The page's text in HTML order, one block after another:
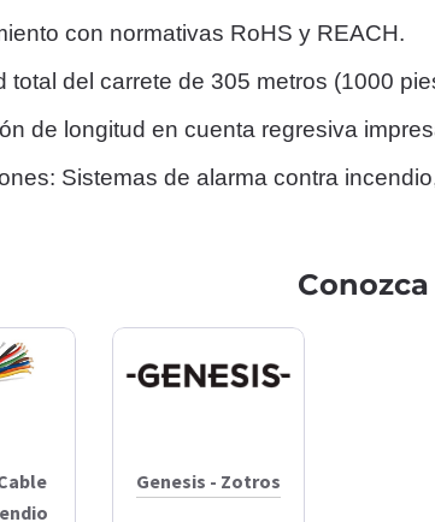
con normativas RoHS y REACH.
total del carrete de 305 metros (1000
de longitud en cuenta regresiva
Sistemas de alarma contra
Genesis - Zotros